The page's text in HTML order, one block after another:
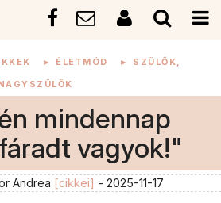
► ÉLETMÓD ► SZÜLŐK,
mindennap
vagyok!"
Andrea [cikkei] - 2025-11-17